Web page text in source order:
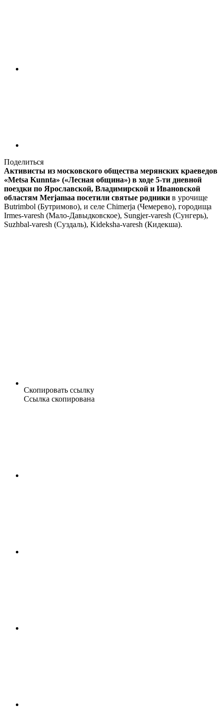
Поделиться
Активисты из московского общества мерянских краеведов
«Metsa Kunnta» («Лесная община») в ходе 5-ти дневной
поездки по Ярославской, Владимирской и Ивановской
областям Merjamaa посетили святые родники в урочище
Butrimbol (Бутримово), и селе Chimerja (Чемерево), городища
Irmes-varesh (Мало-Давыдковское), Sungjer-varesh (Сунгерь),
Suzhbal-varesh (Суздаль), Kideksha-varesh (Кидекша).
Скопировать ссылку
Ссылка скопирована